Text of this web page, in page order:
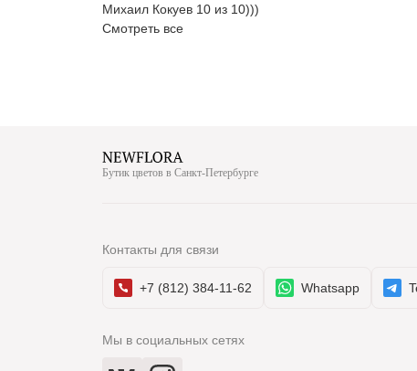
Михаил Кокуев 10 из 10)))
Смотреть все
Бутик цветов в Санкт-Петербурге
Контакты для связи
+7 (812) 384-11-62 Whatsapp
Мы в социальных сетях